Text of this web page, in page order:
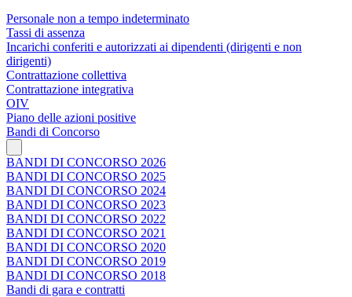
Personale non a tempo indeterminato
Tassi di assenza
Incarichi conferiti e autorizzati ai dipendenti (dirigenti e non
dirigenti)
Contrattazione collettiva
Contrattazione integrativa
OIV
Piano delle azioni positive
Bandi di Concorso
BANDI DI CONCORSO 2026
BANDI DI CONCORSO 2025
BANDI DI CONCORSO 2024
BANDI DI CONCORSO 2023
BANDI DI CONCORSO 2022
BANDI DI CONCORSO 2021
BANDI DI CONCORSO 2020
BANDI DI CONCORSO 2019
BANDI DI CONCORSO 2018
Bandi di gara e contratti